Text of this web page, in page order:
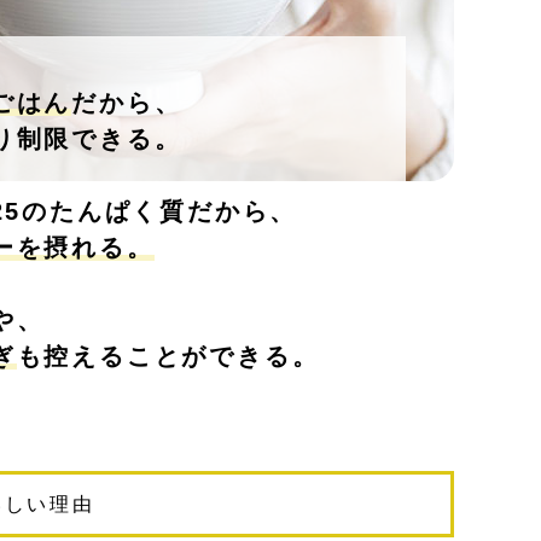
はんだから、
限できる。
のたんぱく質だから、
摂れる。
、
も控えることができる。
い理由